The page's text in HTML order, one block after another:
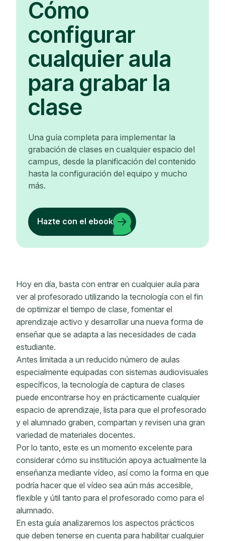
Cómo
configurar
cualquier aula
para grabar la
clase
Una guía completa para implementar la
grabación de clases en cualquier espacio del
campus, desde la planificación del contenido
hasta la configuración del equipo y mucho
más.
Hazte con el ebook
Hoy en día, basta con entrar en cualquier aula para
ver al profesorado utilizando la tecnología con el fin
de optimizar el tiempo de clase, fomentar el
aprendizaje activo y desarrollar una nueva forma de
enseñar que se adapta a las necesidades de cada
estudiante.
Antes limitada a un reducido número de aulas
especialmente equipadas con sistemas audiovisuales
específicos, la tecnología de captura de clases
puede encontrarse hoy en prácticamente cualquier
espacio de aprendizaje, lista para que el profesorado
y el alumnado graben, compartan y revisen una gran
variedad de materiales docentes.
Por lo tanto, este es un momento excelente para
considerar cómo su institución apoya actualmente la
enseñanza mediante vídeo, así como la forma en que
podría hacer que el vídeo sea aún más accesible,
flexible y útil tanto para el profesorado como para el
alumnado.
En esta guía analizaremos los aspectos prácticos
que deben tenerse en cuenta para habilitar cualquier